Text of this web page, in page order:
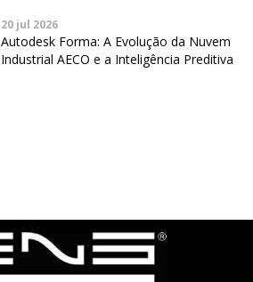
20 jul 2026
Autodesk Forma: A Evolução da Nuvem
Industrial AECO e a Inteligência Preditiva